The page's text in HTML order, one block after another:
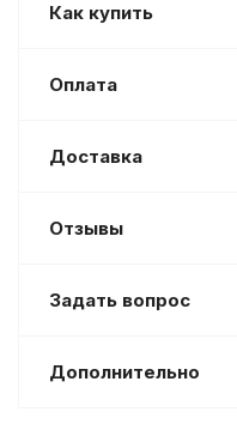
Как купить
Оплата
Доставка
Отзывы
Задать вопрос
Дополнительно